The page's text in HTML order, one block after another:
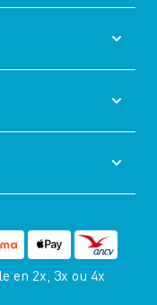
en 2x, 3x ou 4x